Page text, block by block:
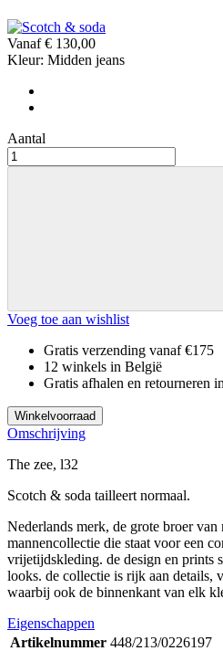
Vanaf € 130,00
Kleur: Midden jeans
Aantal
Voeg toe aan wishlist
Gratis verzending vanaf €175
12 winkels in België
Gratis afhalen en retourneren
Winkelvoorraad
Omschrijving
The zee, l32
Scotch & soda tailleert normaal.
Nederlands merk, de grote broer van
mannencollectie die staat voor een
vrijetijdskleding. de design en prints
looks. de collectie is rijk aan details,
waarbij ook de binnenkant van elk
Eigenschappen
Artikelnummer 448/213/0226197